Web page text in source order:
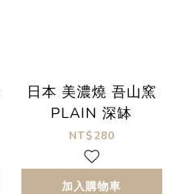
日本 美濃燒 吾山窯
PLAIN 深缽
NT$280
加入購物車